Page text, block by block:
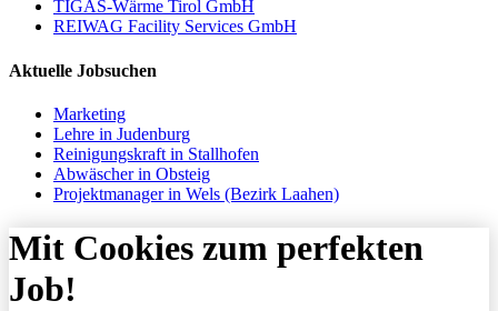
TIGAS-Wärme Tirol GmbH
REIWAG Facility Services GmbH
Aktuelle Jobsuchen
Marketing
Lehre in Judenburg
Reinigungskraft in Stallhofen
Abwäscher in Obsteig
Projektmanager in Wels (Bezirk Laahen)
Mit Cookies zum perfekten
Job!